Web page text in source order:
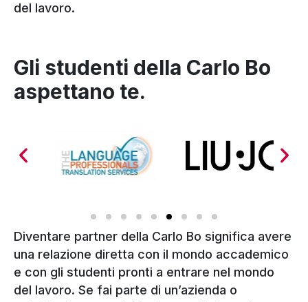
del lavoro.
Gli studenti della Carlo Bo
aspettano te.
Diventare partner della Carlo Bo significa avere
una relazione diretta con il mondo accademico
e con gli studenti pronti a entrare nel mondo
del lavoro. Se fai parte di un’azienda o